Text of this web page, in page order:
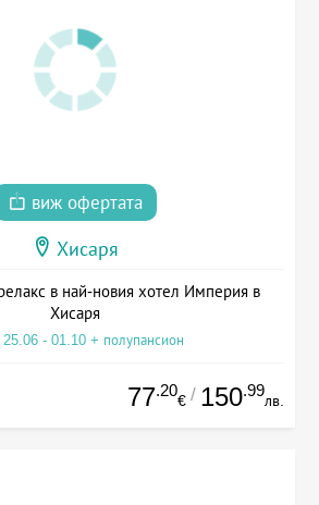
виж офертата
Хисаря
в най-новия хотел Империя в
Хисаря
25.06 - 01.10 + полупансион
77.20
€ / 150.99
лв.